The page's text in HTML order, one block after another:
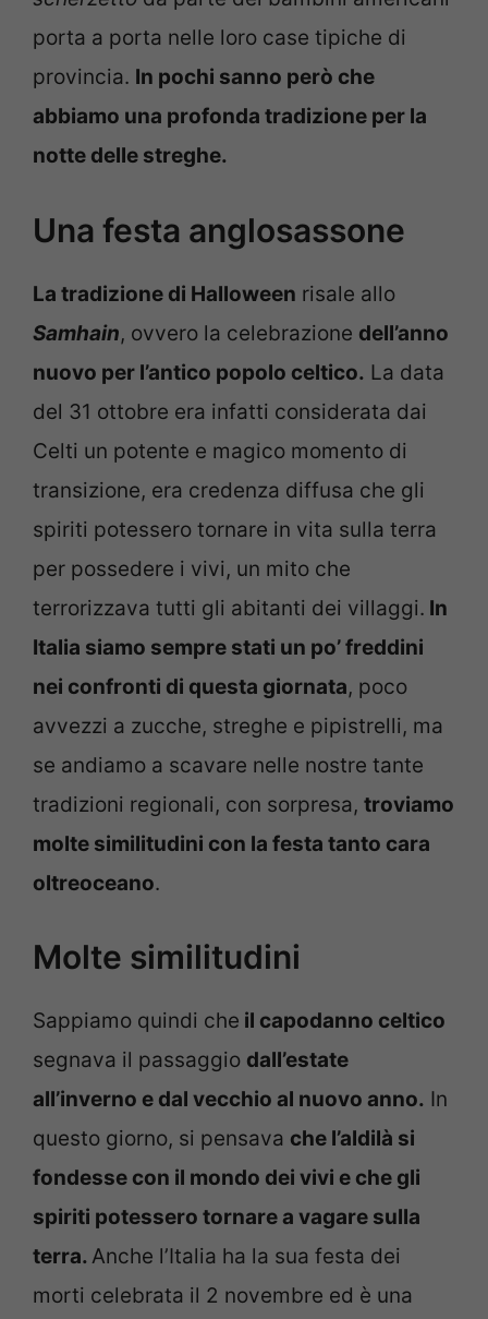
porta a porta nelle loro case tipiche di
provincia. In pochi sanno però che
abbiamo una profonda tradizione per la
notte delle streghe.
Una festa anglosassone
La tradizione di Halloween risale allo
Samhain, ovvero la celebrazione dell’anno
nuovo per l’antico popolo celtico. La data
del 31 ottobre era infatti considerata dai
Celti un potente e magico momento di
transizione, era credenza diffusa che gli
spiriti potessero tornare in vita sulla terra
per possedere i vivi, un mito che
terrorizzava tutti gli abitanti dei villaggi. In
Italia siamo sempre stati un po’ freddini
nei confronti di questa giornata, poco
avvezzi a zucche, streghe e pipistrelli, ma
se andiamo a scavare nelle nostre tante
tradizioni regionali, con sorpresa, troviamo
molte similitudini con la festa tanto cara
oltreoceano.
Molte similitudini
Sappiamo quindi che il capodanno celtico
segnava il passaggio dall’estate
all’inverno e dal vecchio al nuovo anno. In
questo giorno, si pensava che l’aldilà si
fondesse con il mondo dei vivi e che gli
spiriti potessero tornare a vagare sulla
terra.Anche l’Italia ha la sua festa dei
morti celebrata il 2 novembre ed è una